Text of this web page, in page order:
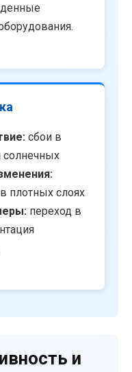
сбои в
солнечных
плотных слоях
переход в
и